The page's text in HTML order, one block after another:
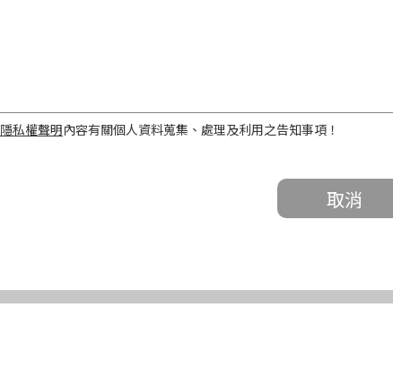
隱私權聲明內容有關個人資料蒐集、處理及利用之告知事項！